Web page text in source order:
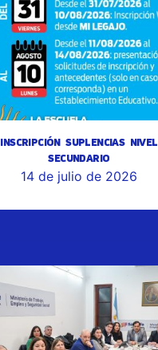
INSCRIPCIÓN SUPLENCIAS NIVEL
SECUNDARIO
14 de julio de 2026